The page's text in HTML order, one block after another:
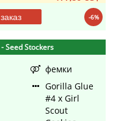
-6%
заказ
- Seed Stockers
фемки
Gorilla Glue
#4 x Girl
Scout